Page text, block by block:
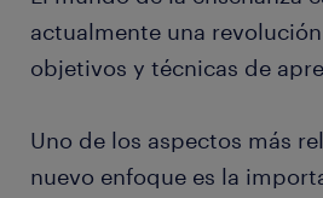
actualmente una
objetivos y técnicas de
Uno de los aspectos más
nuevo enfoque es la